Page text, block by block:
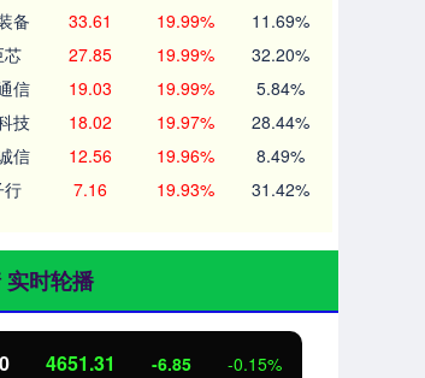
备 33.61 19.99% 11.69%
芯 27.85 19.99% 32.20%
信 19.03 19.99% 5.84%
技 18.02 19.97% 28.44%
信 12.56 19.96% 8.49%
行 7.16 19.93% 31.42%
实时轮播
4651.31 -6.85 -0.15%